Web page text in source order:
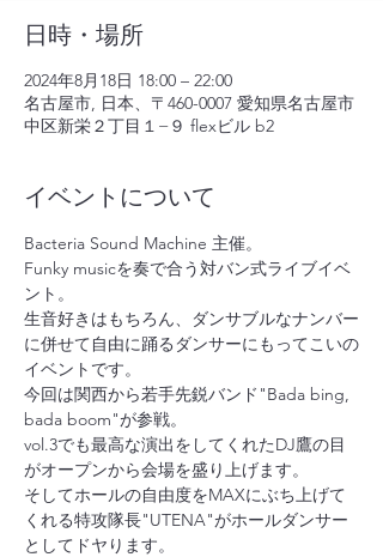
日時・場所
2024年8月18日 18:00 – 22:00
名古屋市, 日本、〒460-0007 愛知県名古屋市
中区新栄２丁目１−９ flexビル b2
イベントについて
Bacteria Sound Machine 主催。
Funky musicを奏で合う対バン式ライブイベ
ント。
生音好きはもちろん、ダンサブルなナンバー
に併せて自由に踊るダンサーにもってこいの
イベントです。
今回は関西から若手先鋭バンド"Bada bing,
bada boom"が参戦。
vol.3でも最高な演出をしてくれたDJ鷹の目
がオープンから会場を盛り上げます。
そしてホールの自由度をMAXにぶち上げて
くれる特攻隊長"UTENA"がホールダンサー
としてドヤります。